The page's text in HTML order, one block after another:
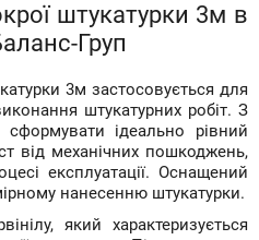
штукатурки 3м в
Груп
3м застосовується для
штукатурних робіт. З
ідеально рівний
від механічних пошкоджень,
експлуатації. Оснащений
нанесенню штукатурки.
який характеризується